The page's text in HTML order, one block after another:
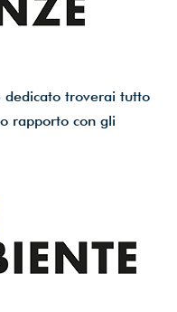
troverai tutto
rapporto con gli